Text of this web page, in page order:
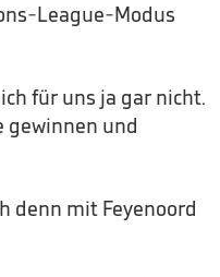
League-Modus
für uns ja gar nicht.
gewinnen und
denn mit Feyenoord